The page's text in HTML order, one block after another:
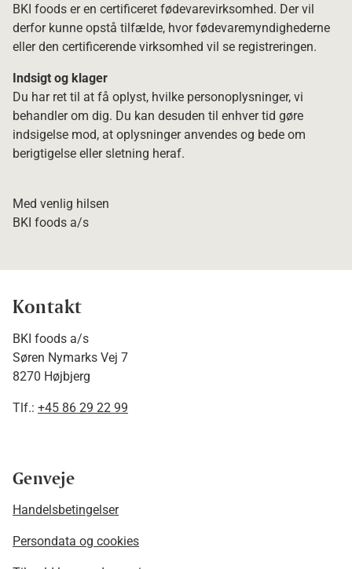
BKI foods er en certificeret fødevarevirksomhed. Der vil
derfor kunne opstå tilfælde, hvor fødevaremyndighederne
eller den certificerende virksomhed vil se registreringen.
Indsigt og klager
Du har ret til at få oplyst, hvilke personoplysninger, vi
behandler om dig. Du kan desuden til enhver tid gøre
indsigelse mod, at oplysninger anvendes og bede om
berigtigelse eller sletning heraf.
Med venlig hilsen
BKI foods a/s
Kontakt
BKI foods a/s
Søren Nymarks Vej 7
8270 Højbjerg
Tlf.: +45 86 29 22 99
Genveje
Handelsbetingelser
Persondata og cookies